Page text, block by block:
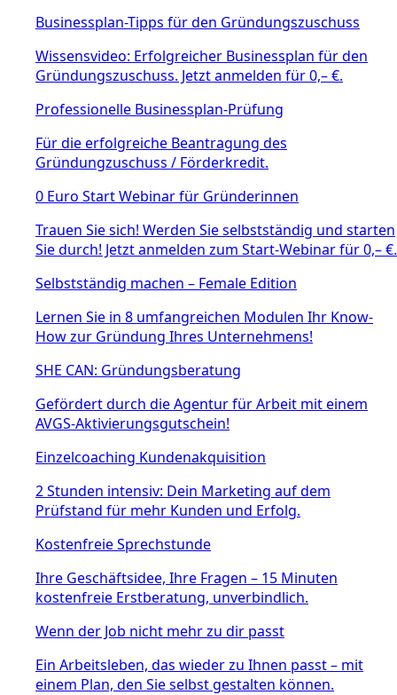
Businessplan-Tipps für den Gründungszuschuss
Wissensvideo: Erfolgreicher Businessplan für den
Gründungszuschuss. Jetzt anmelden für 0,– €.
Professionelle Businessplan-Prüfung
Für die erfolgreiche Beantragung des
Gründungzuschuss / Förderkredit.
0 Euro Start Webinar für Gründerinnen
Trauen Sie sich! Werden Sie selbstständig und starten
Sie durch! Jetzt anmelden zum Start-Webinar für 0,– €.
Selbstständig machen – Female Edition
Lernen Sie in 8 umfangreichen Modulen Ihr Know-
How zur Gründung Ihres Unternehmens!
SHE CAN: Gründungsberatung
Gefördert durch die Agentur für Arbeit mit einem
AVGS-Aktivierungsgutschein!
Einzelcoaching Kundenakquisition
2 Stunden intensiv: Dein Marketing auf dem
Prüfstand für mehr Kunden und Erfolg.
Kostenfreie Sprechstunde
Ihre Geschäftsidee, Ihre Fragen – 15 Minuten
kostenfreie Erstberatung, unverbindlich.
Wenn der Job nicht mehr zu dir passt
Ein Arbeitsleben, das wieder zu Ihnen passt – mit
einem Plan, den Sie selbst gestalten können.